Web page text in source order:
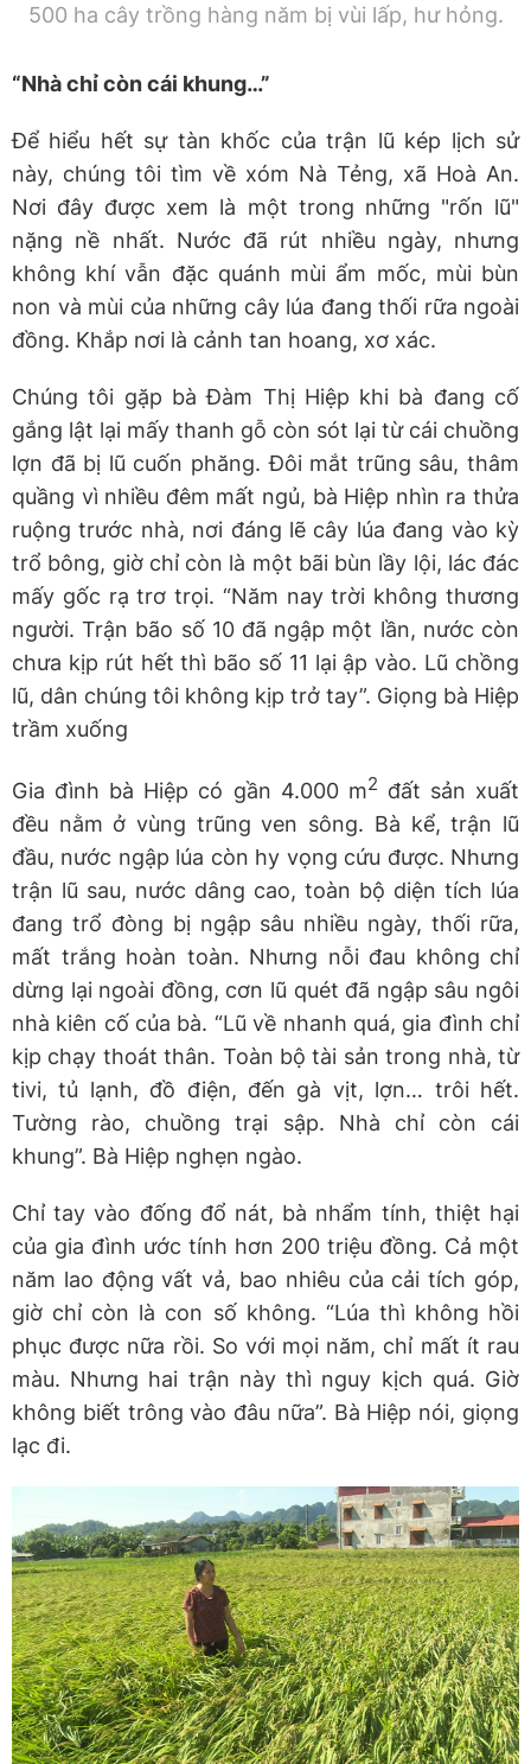
500 ha cây trồng hàng năm bị vùi lấp, hư hỏng.
“Nhà chỉ còn cái khung…”
Để hiểu hết sự tàn khốc của trận lũ kép lịch sử
này, chúng tôi tìm về xóm Nà Tẻng, xã Hoà An.
Nơi đây được xem là một trong những "rốn lũ"
nặng nề nhất. Nước đã rút nhiều ngày, nhưng
không khí vẫn đặc quánh mùi ẩm mốc, mùi bùn
non và mùi của những cây lúa đang thối rữa ngoài
đồng. Khắp nơi là cảnh tan hoang, xơ xác.
Chúng tôi gặp bà Đàm Thị Hiệp khi bà đang cố
gắng lật lại mấy thanh gỗ còn sót lại từ cái chuồng
lợn đã bị lũ cuốn phăng. Đôi mắt trũng sâu, thâm
quầng vì nhiều đêm mất ngủ, bà Hiệp nhìn ra thửa
ruộng trước nhà, nơi đáng lẽ cây lúa đang vào kỳ
trổ bông, giờ chỉ còn là một bãi bùn lầy lội, lác đác
mấy gốc rạ trơ trọi. “Năm nay trời không thương
người. Trận bão số 10 đã ngập một lần, nước còn
chưa kịp rút hết thì bão số 11 lại ập vào. Lũ chồng
lũ, dân chúng tôi không kịp trở tay”. Giọng bà Hiệp
trầm xuống
Gia đình bà Hiệp có gần 4.000 m2 đất sản xuất
đều nằm ở vùng trũng ven sông. Bà kể, trận lũ
đầu, nước ngập lúa còn hy vọng cứu được. Nhưng
trận lũ sau, nước dâng cao, toàn bộ diện tích lúa
đang trổ đòng bị ngập sâu nhiều ngày, thối rữa,
mất trắng hoàn toàn. Nhưng nỗi đau không chỉ
dừng lại ngoài đồng, cơn lũ quét đã ngập sâu ngôi
nhà kiên cố của bà. “Lũ về nhanh quá, gia đình chỉ
kịp chạy thoát thân. Toàn bộ tài sản trong nhà, từ
tivi, tủ lạnh, đồ điện, đến gà vịt, lợn… trôi hết.
Tường rào, chuồng trại sập. Nhà chỉ còn cái
khung”. Bà Hiệp nghẹn ngào.
Chỉ tay vào đống đổ nát, bà nhẩm tính, thiệt hại
của gia đình ước tính hơn 200 triệu đồng. Cả một
năm lao động vất vả, bao nhiêu của cải tích góp,
giờ chỉ còn là con số không. “Lúa thì không hồi
phục được nữa rồi. So với mọi năm, chỉ mất ít rau
màu. Nhưng hai trận này thì nguy kịch quá. Giờ
không biết trông vào đâu nữa”. Bà Hiệp nói, giọng
lạc đi.